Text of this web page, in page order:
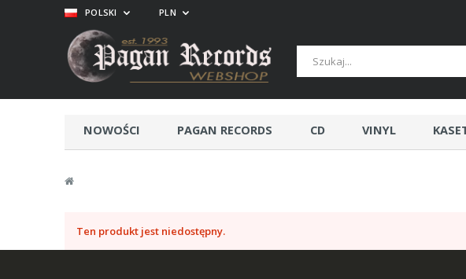
NOWOŚCI PAGAN RECORDS CD VINYL
POLSKI PLN
Ten produkt jest niedostępny.